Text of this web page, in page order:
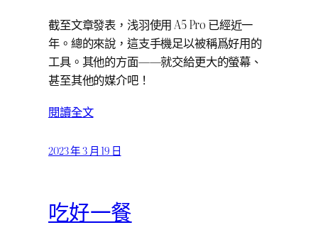
截至文章發表，浅羽使用 A5 Pro 已經近一
年。總的來說，這支手機足以被稱爲好用的
工具。其他的方面——就交給更大的螢幕、
甚至其他的媒介吧！
閱讀全文
2023 年 3 月 19 日
吃好一餐